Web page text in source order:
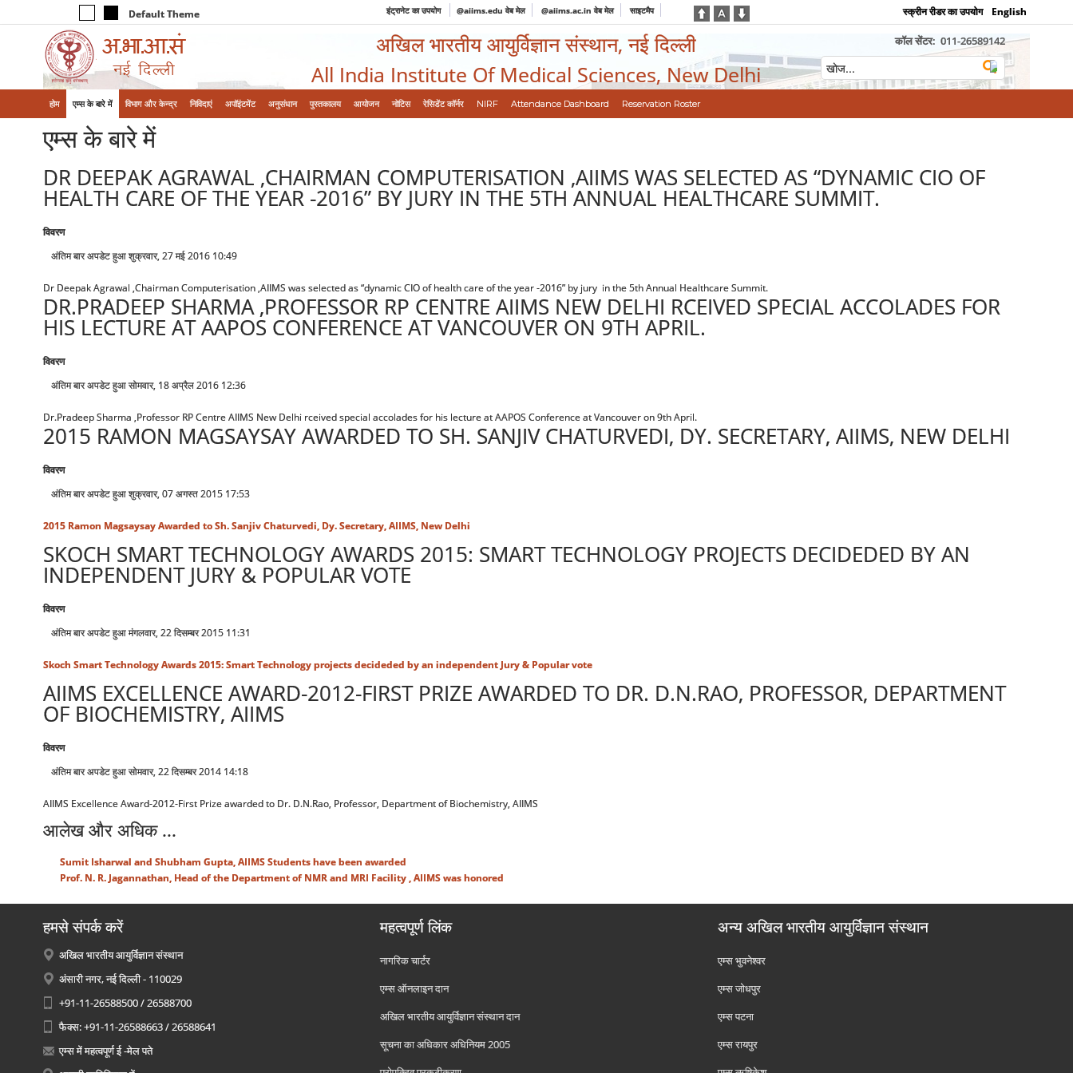
Default Theme इंट्रानेट का उपयोग @aiims.edu वेब मेल @aiims.ac.in वेब मेल साइटमैप स्क्रीन रीडर का उपयोग English
अखिल भारतीय आयुर्विज्ञान संस्थान, नई दिल्ली
All India Institute Of Medical Sciences, New Delhi
कॉल सेंटर: 011-26589142
होम एम्‍स के बारे में विभाग और केन्‍द्र निविदाएं अपॉइंटमेंट अनुसंधान पुस्तकालय आयोजन नोटिस रेसिडेंट कॉर्नर NIRF Attendance Dashboard Reservation Roster
एम्‍स के बारे में
DR DEEPAK AGRAWAL ,CHAIRMAN COMPUTERISATION ,AIIMS WAS SELECTED AS “DYNAMIC CIO OF
HEALTH CARE OF THE YEAR -2016” BY JURY IN THE 5TH ANNUAL HEALTHCARE SUMMIT.
विवरण
अंतिम बार अपडेट हुआ शुक्रवार, 27 मई 2016 10:49
Dr Deepak Agrawal ,Chairman Computerisation ,AIIMS was selected as “dynamic CIO of health care of the year -2016” by jury in the 5th Annual Healthcare Summit.
DR.PRADEEP SHARMA ,PROFESSOR RP CENTRE AIIMS NEW DELHI RCEIVED SPECIAL ACCOLADES FOR
HIS LECTURE AT AAPOS CONFERENCE AT VANCOUVER ON 9TH APRIL.
विवरण
अंतिम बार अपडेट हुआ सोमवार, 18 अप्रैल 2016 12:36
Dr.Pradeep Sharma ,Professor RP Centre AIIMS New Delhi rceived special accolades for his lecture at AAPOS Conference at Vancouver on 9th April.
2015 RAMON MAGSAYSAY AWARDED TO SH. SANJIV CHATURVEDI, DY. SECRETARY, AIIMS, NEW DELHI
विवरण
अंतिम बार अपडेट हुआ शुक्रवार, 07 अगस्त 2015 17:53
2015 Ramon Magsaysay Awarded to Sh. Sanjiv Chaturvedi, Dy. Secretary, AIIMS, New Delhi
SKOCH SMART TECHNOLOGY AWARDS 2015: SMART TECHNOLOGY PROJECTS DECIDEDED BY AN
INDEPENDENT JURY & POPULAR VOTE
विवरण
अंतिम बार अपडेट हुआ मंगलवार, 22 दिसम्बर 2015 11:31
Skoch Smart Technology Awards 2015: Smart Technology projects decideded by an independent Jury & Popular vote
AIIMS EXCELLENCE AWARD-2012-FIRST PRIZE AWARDED TO DR. D.N.RAO, PROFESSOR, DEPARTMENT
OF BIOCHEMISTRY, AIIMS
विवरण
अंतिम बार अपडेट हुआ सोमवार, 22 दिसम्बर 2014 14:18
AIIMS Excellence Award-2012-First Prize awarded to Dr. D.N.Rao, Professor, Department of Biochemistry, AIIMS
आलेख और अधिक ...
Sumit Isharwal and Shubham Gupta, AIIMS Students have been awarded
Prof. N. R. Jagannathan, Head of the Department of NMR and MRI Facility , AIIMS was honored
हमसे संपर्क करें
अखिल भारतीय आयुर्विज्ञान संस्थान
अंसारी नगर, नई दिल्ली - 110029
+91-11-26588500 / 26588700
फैक्स: +91-11-26588663 / 26588641
एम्स में महत्वपूर्ण ई -मेल पते
महत्वपूर्ण लिंक
नागरिक चार्टर
एम्स ऑनलाइन दान
अखिल भारतीय आयुर्विज्ञान संस्थान दान
सूचना का अधिकार अधिनियम 2005
अन्य अखिल भारतीय आयुर्विज्ञान संस्थान
एम्‍स भुवनेश्वर
एम्‍स जोधपुर
एम्‍स पटना
एम्‍स रायपुर